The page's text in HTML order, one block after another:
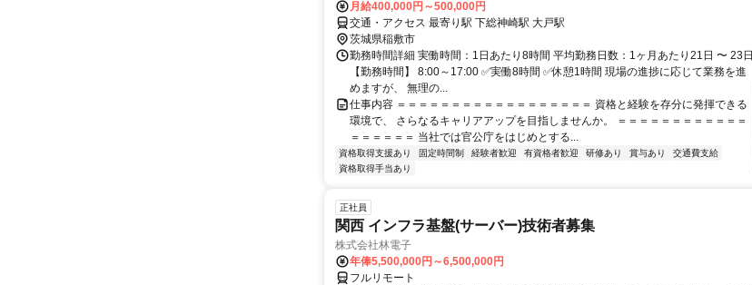
月給400,000円～500,000円
交通・アクセス 最寄り駅 下総神崎駅 大戸駅
茨城県稲敷市
勤務時間詳細 実働時間：1日あたり8時間 平均勤務日数：1ヶ月あたり21日 〜 23日
【勤務時間】 8:00～17:00 ✅実働8時間 ✅休憩1時間 現場の進捗に応じて業務を進
めますが、 無理の...
仕事内容 ＝＝＝＝＝＝＝＝＝＝＝＝＝＝＝＝＝＝ 資格と経験を存分に発揮できる
環境で、 さらなるキャリアアップを目指しませんか。 ＝＝＝＝＝＝＝＝＝＝＝＝
＝＝＝＝＝＝ 当社では官公庁をはじめとする...
資格取得支援あり 固定時間制 経験者歓迎 有資格者歓迎 研修あり 賞与あり
交通費支給
資格取得手当あり
正社員
関西 インフラ基盤(サーバー)技術者募集
株式会社林電子
年俸5,500,000円～6,500,000円
フルリモート